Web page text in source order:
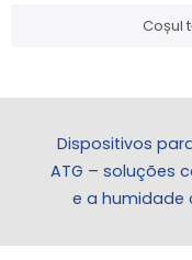
Coșul
Dispositivos
ATG – soluções
e a humidade